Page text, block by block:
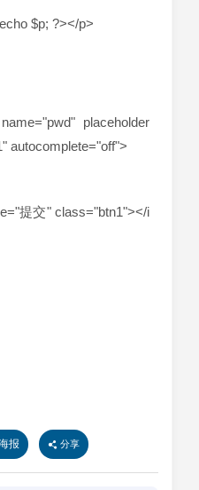
$p; ?></p>
placeholder
autocomplete="off">
提交" class="btn1"></i
报 分享